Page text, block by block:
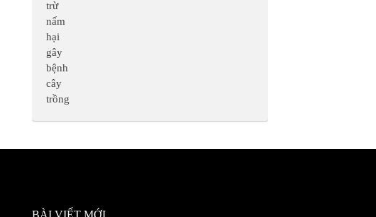
BÀI VIẾT MỚI